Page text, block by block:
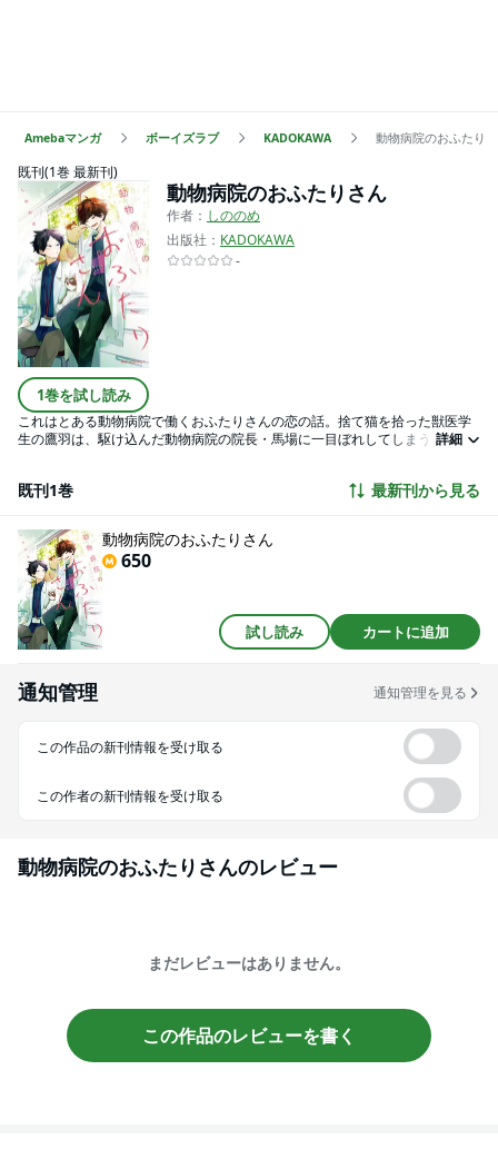
Amebaマンガ ボーイズラブ KADOKAWA 動物病院のおふたり
既刊(1巻 最新刊)
1巻を試し読み
動物病院のおふたりさん
作者： しののめ
出版社： KADOKAWA
-
これはとある動物病院で働くおふたりさんの恋の話。捨て猫を拾った獣医学
生の鷹羽は、駆け込んだ動物病院の院長・馬場に一目ぼれしてしまう。馬場
くなり――。まっすぐな年下獣医×こじらせ院長の焦れったくてもどかしい、
詳細
既刊1巻 最新刊から見る
動物病院のおふたりさん
650
試し読み カートに追加
通知管理 通知管理を見る
この作品の新刊情報を受け取る
この作者の新刊情報を受け取る
動物病院のおふたりさんのレビュー
まだレビューはありません。
この作品のレビューを書く